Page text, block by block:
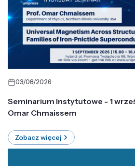
03/08/2026
Seminarium Instytutowe - 1
Omar Chmaissem
Zobacz więcej